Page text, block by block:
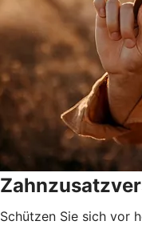
Schützen Sie sich vor